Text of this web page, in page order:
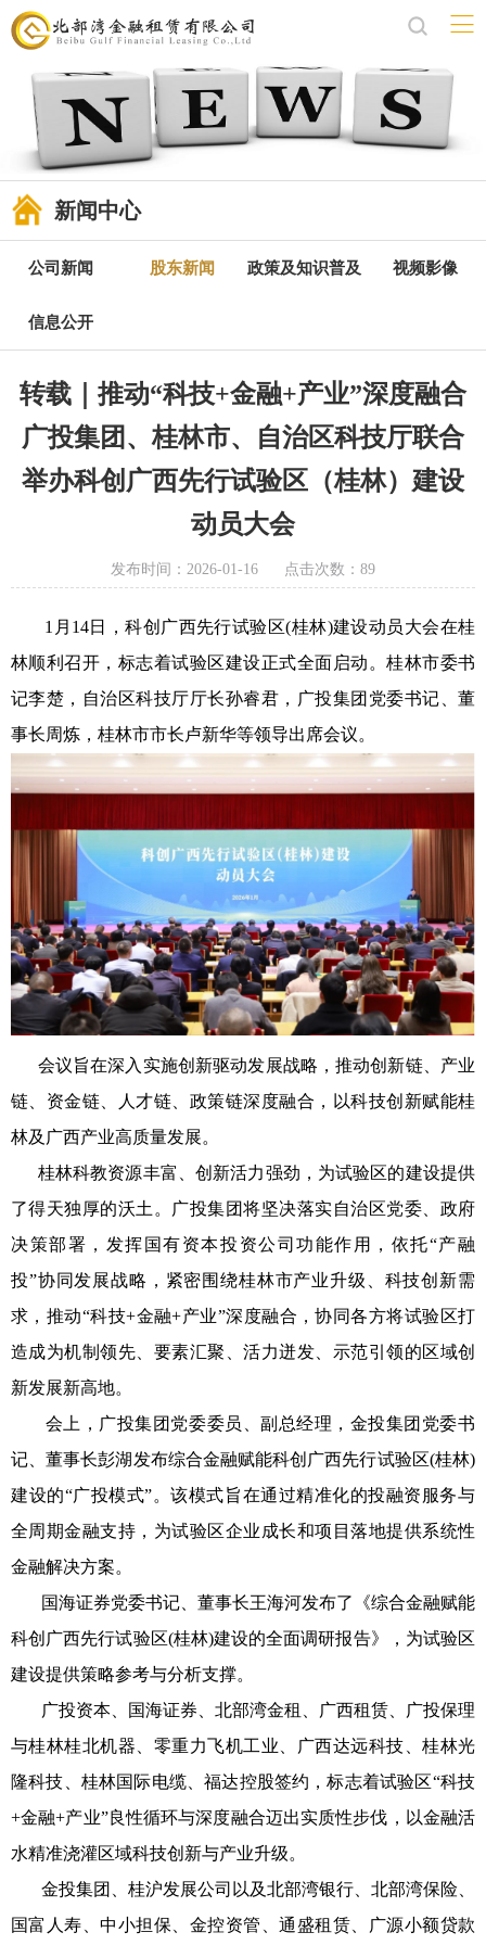
新闻中心
公司新闻 股东新闻 政策及知识普及 视频影像
信息公开
转载｜推动“科技+金融+产业”深度融合
广投集团、桂林市、自治区科技厅联合
举办科创广西先行试验区（桂林）建设
动员大会
发布时间：2026-01-16 点击次数：89
1月14日，科创广西先行试验区(桂林)建设动员大会在桂
林顺利召开，标志着试验区建设正式全面启动。桂林市委书
记李楚，自治区科技厅厅长孙睿君，广投集团党委书记、董
事长周炼，桂林市市长卢新华等领导出席会议。
会议旨在深入实施创新驱动发展战略，推动创新链、产业
链、资金链、人才链、政策链深度融合，以科技创新赋能桂
林及广西产业高质量发展。
桂林科教资源丰富、创新活力强劲，为试验区的建设提供
了得天独厚的沃土。广投集团将坚决落实自治区党委、政府
决策部署，发挥国有资本投资公司功能作用，依托“产融
投”协同发展战略，紧密围绕桂林市产业升级、科技创新需
求，推动“科技+金融+产业”深度融合，协同各方将试验区打
造成为机制领先、要素汇聚、活力迸发、示范引领的区域创
新发展新高地。
会上，广投集团党委委员、副总经理，金投集团党委书
记、董事长彭湖发布综合金融赋能科创广西先行试验区(桂林)
建设的“广投模式”。该模式旨在通过精准化的投融资服务与
全周期金融支持，为试验区企业成长和项目落地提供系统性
金融解决方案。
国海证券党委书记、董事长王海河发布了《综合金融赋能
科创广西先行试验区(桂林)建设的全面调研报告》，为试验区
建设提供策略参考与分析支撑。
广投资本、国海证券、北部湾金租、广西租赁、广投保理
与桂林桂北机器、零重力飞机工业、广西达远科技、桂林光
隆科技、桂林国际电缆、福达控股签约，标志着试验区“科技
+金融+产业”良性循环与深度融合迈出实质性步伐，以金融活
水精准浇灌区域科技创新与产业升级。
金投集团、桂沪发展公司以及北部湾银行、北部湾保险、
国富人寿、中小担保、金控资管、通盛租赁、广源小额贷款